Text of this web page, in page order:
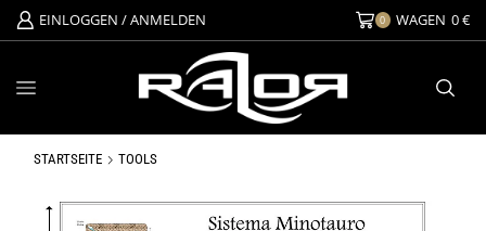
EINLOGGEN / ANMELDEN 0 WAGEN 0€
STARTSEITE TOOLS